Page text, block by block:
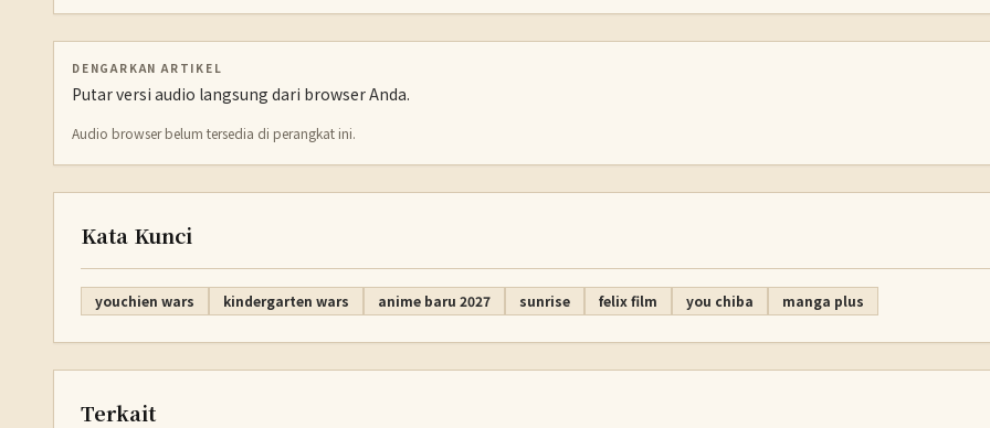
DENGARKAN ARTIKEL
Putar versi audio langsung dari browser Anda.
Audio browser belum tersedia di perangkat ini.
Kata Kunci
youchien wars kindergarten wars anime baru 2027 sunrise felix film you chiba manga plus
Terkait